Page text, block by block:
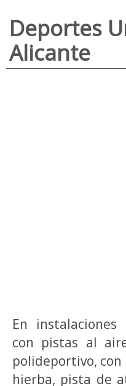
Deportes
Alicante
En
con pistas al
polideportivo, con
hierba, pista de